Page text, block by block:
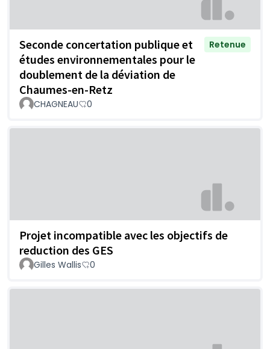
Seconde concertation publique et
études environnementales pour le
doublement de la déviation de
Chaumes-en-Retz
Retenue
CHAGNEAU 0
Projet incompatible avec les objectifs de
reduction des GES
Gilles Wallis 0